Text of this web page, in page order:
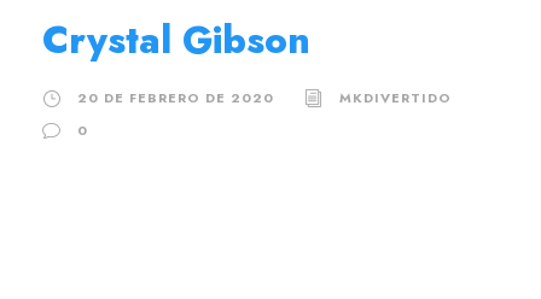
Crystal Gibson
20 DE FEBRERO DE 2020
MKDIVERTIDO
0